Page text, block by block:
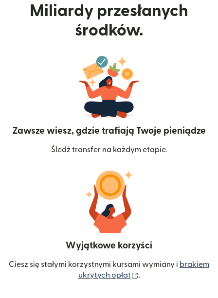
Miliardy przesłanych
środków.
Zawsze wiesz, gdzie trafiają Twoje pieniądze
Śledź transfer na każdym etapie.
Wyjątkowe korzyści
Ciesz się stałymi korzystnymi kursami wymiany i brakiem
ukrytych opłat
.